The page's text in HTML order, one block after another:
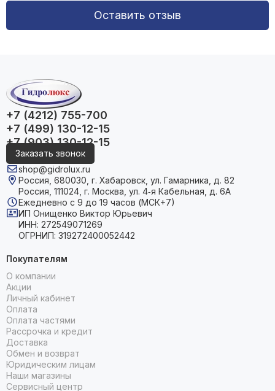
Оставить отзыв
+7 (4212) 755-700
+7 (499) 130-12-15
+7 (903) 130-12-15
Заказать звонок
shop@gidrolux.ru
Россия, 680030, г. Хабаровск, ул. Гамарника, д. 82
Россия, 111024, г. Москва, ул. 4‑я Кабельная, д. 6А
Ежедневно с 9 до 19 часов (МСК+7)
ИП Онищенко Виктор Юрьевич
ИНН: 272549071269
ОГРНИП: 319272400052442
Покупателям
О компании
Акции
Личный кабинет
Оплата
Оплата частями
Рассрочка и кредит
Доставка
Обмен и возврат
Юридическим лицам
Наши магазины
Сервисный центр